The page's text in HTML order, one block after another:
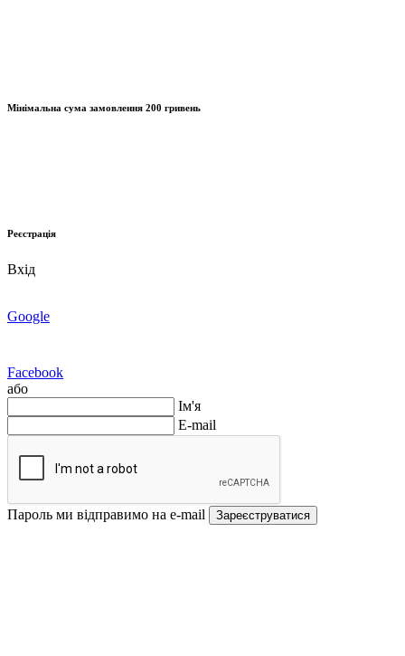
Мінімальна сума замовлення 200 гривень
Реєстрація
Вхід
Google
Facebook
або
Ім'я
E-mail
Пароль ми відправимо на e-mail Зареєструватися